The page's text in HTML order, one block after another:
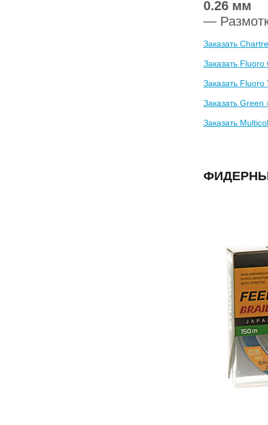
0.26 мм
—
Заказать
Заказать
Заказать Fluoro
Заказать Green
Заказать